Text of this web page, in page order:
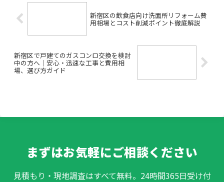
新宿区の飲食店向け洗面所リフォーム費
用相場とコスト削減ポイント徹底解説
新宿区で戸建てのガスコンロ交換を検討
中の方へ｜安心・迅速な工事と費用相
場、選び方ガイド
まずはお気軽にご相談ください
見積もり・現地調査はすべて無料。24時間365日受け付